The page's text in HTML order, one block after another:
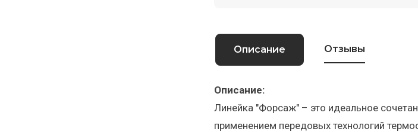
Описание Отзывы
Описание:
Линейка "Форсаж" – это идеальное
применением передовых технологий